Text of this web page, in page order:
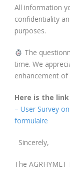
All information
confidentiality
purposes.
The
time. We
enhancement of
Here is the
– User Survey
formulaire
Sincerely,
The